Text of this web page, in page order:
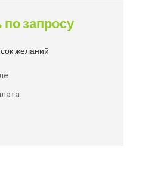
запросу
желаний